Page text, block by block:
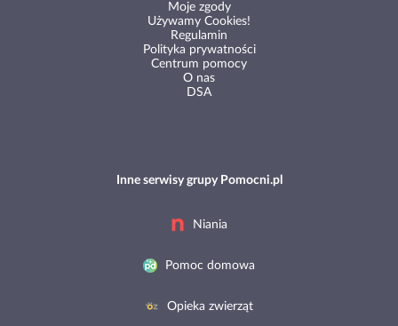
Moje zgody
Używamy Cookies!
Regulamin
Polityka prywatności
Centrum pomocy
O nas
DSA
Inne serwisy grupy Pomocni.pl
Niania
Pomoc domowa
Opieka zwierząt